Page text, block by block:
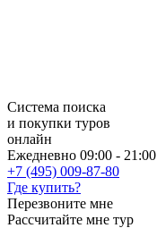
Система поиска
и покупки туров
онлайн
Ежедневно 09:00 - 21:00
+7 (495) 009-87-80
Где купить?
Перезвоните мне
Рассчитайте мне тур